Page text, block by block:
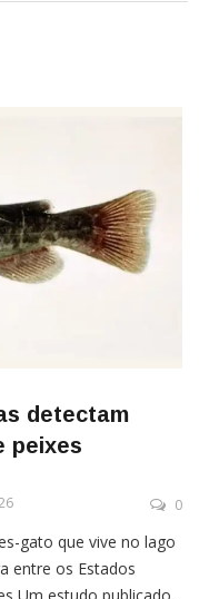
detectam
peixes
0
gato que vive no lago
entre os Estados